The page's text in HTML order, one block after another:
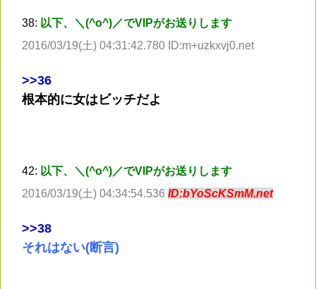
38: 以下、＼(^o^)／でVIPがお送りします
2016/03/19(土) 04:31:42.780 ID:m+uzkxvj0.net
>>36
根本的に女はビッチだよ
42: 以下、＼(^o^)／でVIPがお送りします
2016/03/19(土) 04:34:54.536 ID:bYoScKSmM.net
>>38
それはない(断言)